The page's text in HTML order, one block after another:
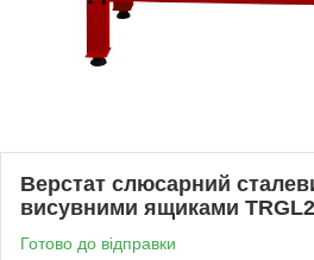
Верстат слюсарний
виcувними ящикaми
Готово до відправки